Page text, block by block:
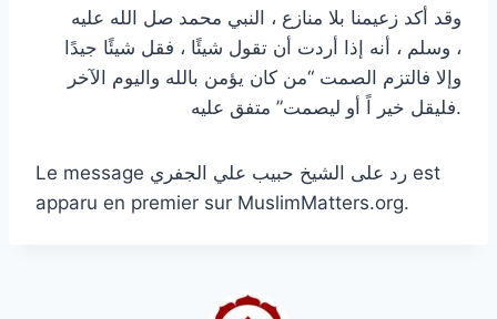
وقد أكد زعيمنا بلا منازع ، النبي محمد صل الله عليه
وسلم ، أنه إذا أردت أن تقول شيئًا ، فقل شيئًا جيدًا ،
وإلا فالتزم الصمت “من كان يؤمن بالله واليوم الآخر
فليقل خير اً أو ليصمت” متفق عليه.
Le message رد على الشيخ حبيب علي الجفري est
apparu en premier sur MuslimMatters.org.